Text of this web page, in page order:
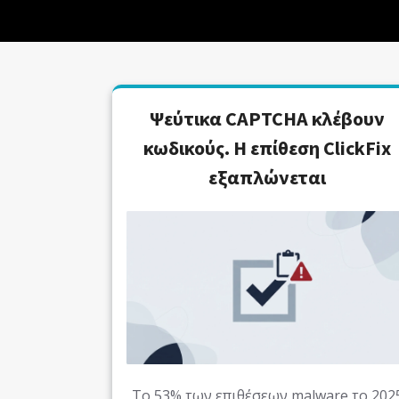
Ψεύτικα CAPTCHA κλέβουν
κωδικούς. Η επίθεση ClickFix
εξαπλώνεται